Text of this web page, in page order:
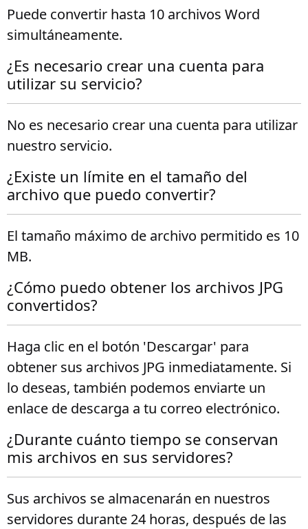
Puede convertir hasta 10 archivos Word
simultáneamente.
¿Es necesario crear una cuenta para
utilizar su servicio?
No es necesario crear una cuenta para utilizar
nuestro servicio.
¿Existe un límite en el tamaño del
archivo que puedo convertir?
El tamaño máximo de archivo permitido es 10
MB.
¿Cómo puedo obtener los archivos JPG
convertidos?
Haga clic en el botón 'Descargar' para
obtener sus archivos JPG inmediatamente. Si
lo deseas, también podemos enviarte un
enlace de descarga a tu correo electrónico.
¿Durante cuánto tiempo se conservan
mis archivos en sus servidores?
Sus archivos se almacenarán en nuestros
servidores durante 24 horas, después de las